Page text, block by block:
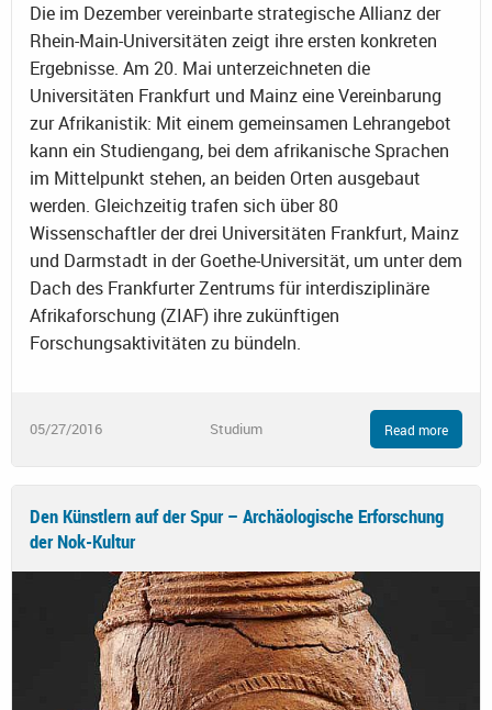
Die im Dezember vereinbarte strategische Allianz der
Rhein-Main-Universitäten zeigt ihre ersten konkreten
Ergebnisse. Am 20. Mai unterzeichneten die
Universitäten Frankfurt und Mainz eine Vereinbarung
zur Afrikanistik: Mit einem gemeinsamen Lehrangebot
kann ein Studiengang, bei dem afrikanische Sprachen
im Mittelpunkt stehen, an beiden Orten ausgebaut
werden. Gleichzeitig trafen sich über 80
Wissenschaftler der drei Universitäten Frankfurt, Mainz
und Darmstadt in der Goethe-Universität, um unter dem
Dach des Frankfurter Zentrums für interdisziplinäre
Afrikaforschung (ZIAF) ihre zukünftigen
Forschungsaktivitäten zu bündeln.
05/27/2016 Studium Read more
Den Künstlern auf der Spur – Archäologische Erforschung
der Nok-Kultur